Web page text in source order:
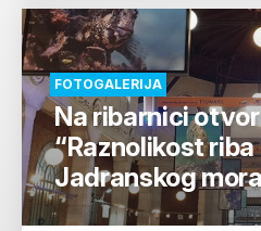
FOTOGALERIJA
Na ribarnici
“Raznolikost riba
Jadranskog